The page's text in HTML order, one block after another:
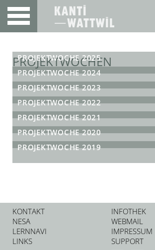
PROJEKTWOCHEN
PROJEKTWOCHE 2025
PROJEKTWOCHE 2024
PROJEKTWOCHE 2023
PROJEKTWOCHE 2022
PROJEKTWOCHE 2021
PROJEKTWOCHE 2020
PROJEKTWOCHE 2019
KONTAKT
INFOTHEK
NESA
WEBMAIL
LERNNAVI
IMPRESSUM
LINKS
SUPPORT